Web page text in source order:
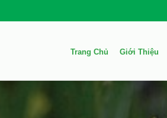
Trang Chủ Giới Thiệu